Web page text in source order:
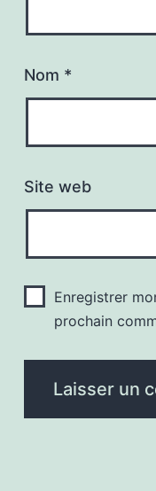
Nom *
Site web
Enregistrer
prochain